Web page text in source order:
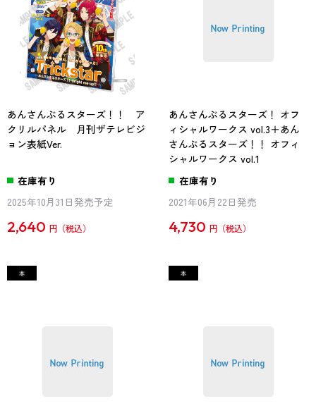
あんさんぶるスターズ！！ ア
クリルパネル 月刊ザテレビジ
ョン表紙Ver.
在庫有り
2025年10月31日発売予定
2,640 円
あんさんぶるスターズ！ オフ
ィシャルワークス vol.3＋あん
さんぶるスターズ！！ オフィ
シャルワークス vol.1
在庫有り
2021年06月22日発売
4,730 円